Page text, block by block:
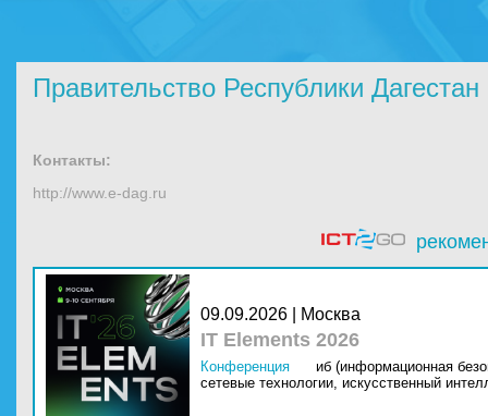
Правительство Республики Дагестан
Контакты:
http://www.e-dag.ru
09.09.2026 | Москва
IT Elements 2026
Конференция
иб (информационная
сетевые технологии, искусственный